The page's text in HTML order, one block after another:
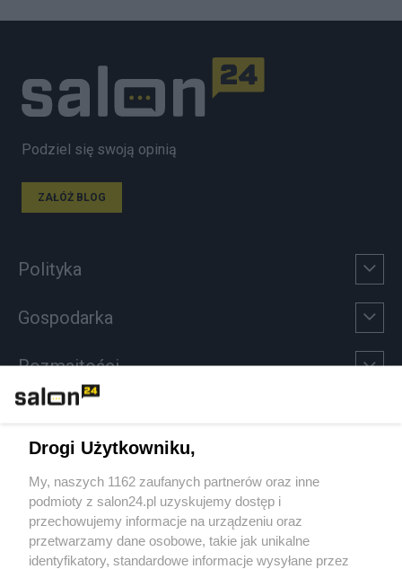
Podziel się swoją opinią
ZAŁÓŻ BLOG
Polityka
Gospodarka
Rozmaitości
Sport
Społeczeństwo
Kultura
Drogi Użytkowniku,
My, naszych 1162 zaufanych partnerów oraz inne
podmioty z salon24.pl uzyskujemy dostęp i
przechowujemy informacje na urządzeniu oraz
przetwarzamy dane osobowe, takie jak unikalne
identyfikatory, standardowe informacje wysyłane przez